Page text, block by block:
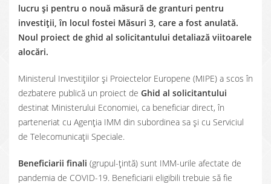
lucru și pentru o nouă măsură de granturi pentru
investiții, în locul fostei Măsuri 3, care a fost anulată.
Noul proiect de ghid al solicitantului detaliază viitoarele
alocări.
Ministerul Investițiilor și Proiectelor Europene (MIPE) a scos în
dezbatere publică un proiect de Ghid al solicitantului
destinat Ministerului Economiei, ca beneficiar direct, în
parteneriat cu Agenția IMM din subordinea sa și cu Serviciul
de Telecomunicații Speciale.
Beneficiarii finali (grupul-țintă) sunt IMM-urile afectate de
pandemia de COVID-19. Beneficiarii eligibili trebuie să fie